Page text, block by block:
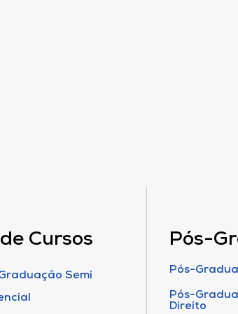
Cursos
Semi
Pós-
Pós-
Pós-
Direito